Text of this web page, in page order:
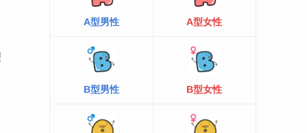
A型男性 A型女性
B型男性 B型女性